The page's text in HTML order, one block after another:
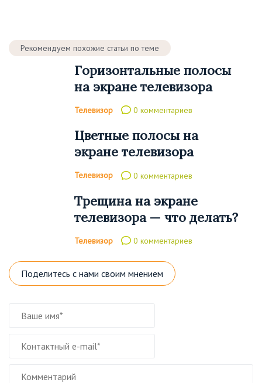
Рекомендуем похожие статьи по теме
Горизонтальные полосы
на экране телевизора
Телевизор 0 комментариев
Цветные полосы на
экране телевизора
Телевизор 0 комментариев
Трещина на экране
телевизора — что делать?
Телевизор 0 комментариев
Поделитесь с нами своим мнением